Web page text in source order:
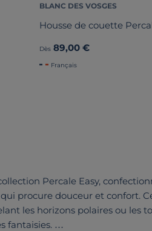
BLANC DES VOSGES
Housse de couette
Dès 89,00 €
Français
Percale Easy,
qui procure douceur et confort.
les horizons polaires ou les
fantaisies.